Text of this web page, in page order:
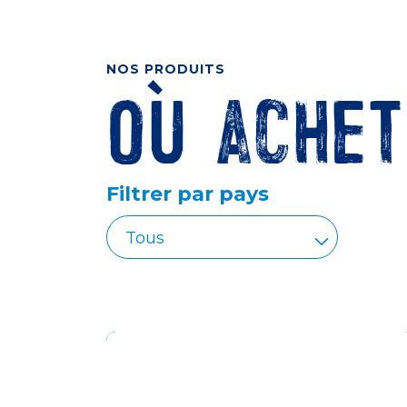
NOS PRODUITS
Où
Filtrer par pays